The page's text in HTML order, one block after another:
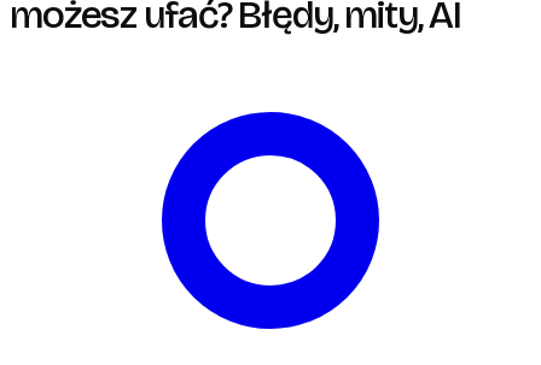
możesz ufać? Błędy, mity, AI